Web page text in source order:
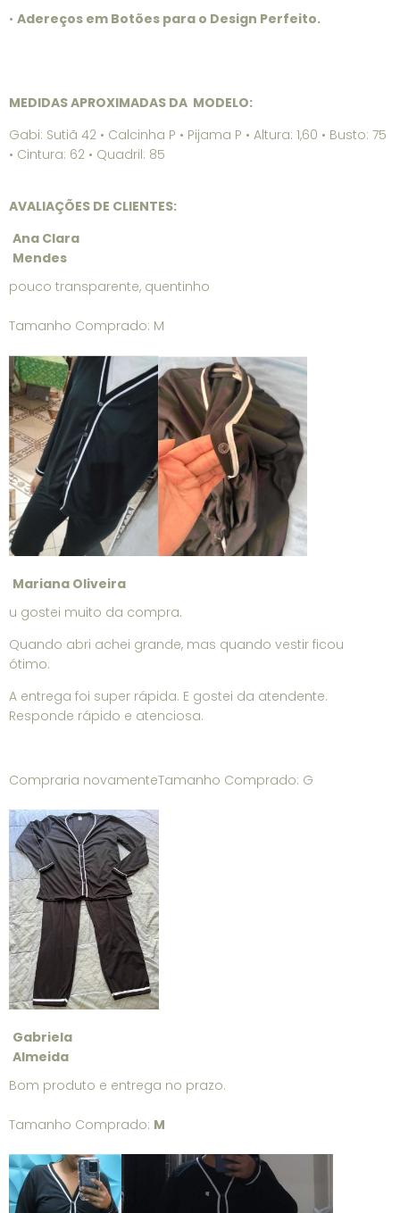
• Adereços em Botões para o Design Perfeito.
MEDIDAS APROXIMADAS DA MODELO:
Gabi: Sutiã 42 • Calcinha P • Pijama P • Altura: 1,60 • Busto: 75
• Cintura: 62 • Quadril: 85
AVALIAÇÕES DE CLIENTES:
Ana Clara
Mendes
pouco transparente, quentinho
Tamanho Comprado: M
Mariana Oliveira
u gostei muito da compra.
Quando abri achei grande, mas quando vestir ficou
ótimo.
A entrega foi super rápida. E gostei da atendente.
Responde rápido e atenciosa.
Compraria novamenteTamanho Comprado: G
Gabriela
Almeida
Bom produto e entrega no prazo.
Tamanho Comprado: M